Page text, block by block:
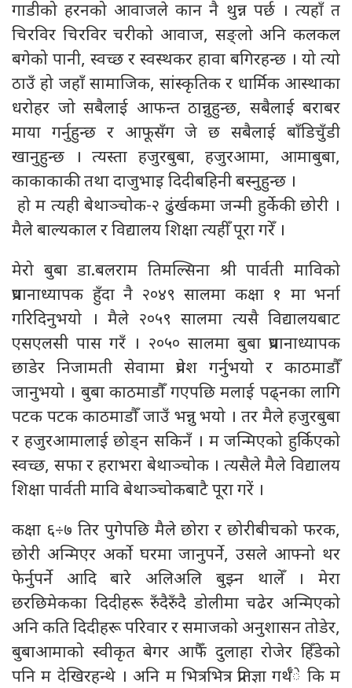
गाडीको हरनको आवाजले कान नै थुन्न पर्छ । त्यहाँ त
चिरविर चिरविर चरीको आवाज, सङ्लो अनि कलकल
बगेको पानी, स्वच्छ र स्वस्थकर हावा बगिरहन्छ । यो त्यो
ठाउँ हो जहाँ सामाजिक, सांस्कृतिक र धार्मिक आस्थाका
धरोहर जो सबैलाई आफन्त ठान्नुहुन्छ, सबैलाई बराबर
माया गर्नुहुन्छ र आफूसँग जे छ सबैलाई बाँडिचुँडी
खानुहुन्छ । त्यस्ता हजुरबुबा, हजुरआमा, आमाबुबा,
काकाकाकी तथा दाजुभाइ दिदीबहिनी बस्नुहुन्छ ।
हो म त्यही बेथाञ्चोक-२ ढुंर्खकमा जन्मी हुर्केकी छोरी ।
मैले बाल्यकाल र विद्यालय शिक्षा त्यहीँ पूरा गरेँ ।
मेरो बुबा डा.बलराम तिमल्सिना श्री पार्वती माविको
प्रधानाध्यापक हुँदा नै २०४९ सालमा कक्षा १ मा भर्ना
गरिदिनुभयो । मैले २०५९ सालमा त्यसै विद्यालयबाट
एसएलसी पास गरँ । २०५० सालमा बुबा प्रधानाध्यापक
छाडेर निजामती सेवामा प्रवेश गर्नुभयो र काठमाडौँ
जानुभयो । बुबा काठमाडौँ गएपछि मलाई पढ्नका लागि
पटक पटक काठमाडौँ जाउँ भन्नु भयो । तर मैले हजुरबुबा
र हजुरआमालाई छोड्न सकिनँ । म जन्मिएको हुर्किएको
स्वच्छ, सफा र हराभरा बेथाञ्चोक । त्यसैले मैले विद्यालय
शिक्षा पार्वती मावि बेथाञ्चोकबाटै पूरा गरें ।
कक्षा ६÷७ तिर पुगेपछि मैले छोरा र छोरीबीचको फरक,
छोरी अन्मिएर अर्को घरमा जानुपर्ने, उसले आफ्नो थर
फेर्नुपर्ने आदि बारे अलिअलि बुझ्न थालेँ । मेरा
छरछिमेकका दिदीहरू रुँदैरुँदै डोलीमा चढेर अन्मिएको
अनि कति दिदीहरू परिवार र समाजको अनुशासन तोडेर,
बुबाआमाको स्वीकृत बेगर आफैँ दुलाहा रोजेर हिँडेको
पनि म देखिरहन्थे । अनि म भित्रभित्र प्रतिज्ञा गर्थँे कि म